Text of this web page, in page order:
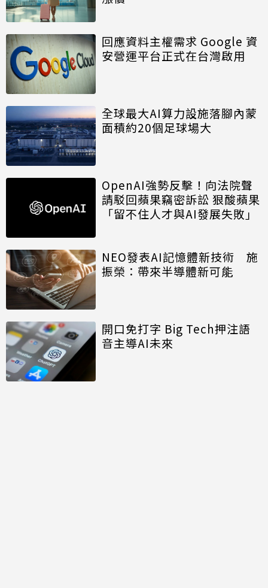
回應資料主權需求 Google 資
安營運平台正式在台灣啟用
全球最大AI算力設施落腳內蒙
面積約20個足球場大
OpenAI強勢反擊！向法院聲
請駁回蘋果竊密訴訟 狠酸蘋果
「留不住人才與AI發展失敗」
NEO發表AI記憶體新技術 施
振榮：帶來半導體新可能
開口免打字 Big Tech押注語
音主導AI未來